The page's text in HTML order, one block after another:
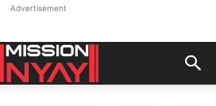
Advertisement